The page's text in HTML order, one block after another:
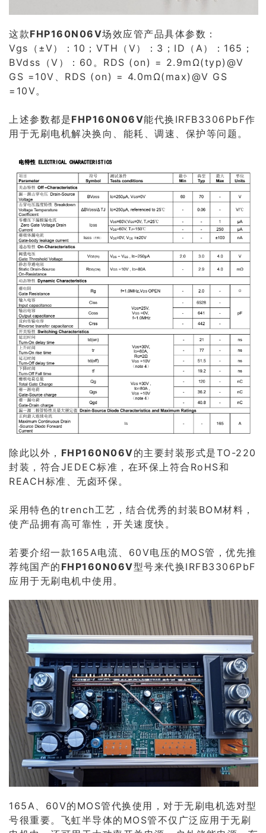
这款FHP160N06V场效应管产品具体参数：
Vgs（±V）：10；VTH（V）：3；ID（A）：165；
BVdss（V）：60。RDS (on) = 2.9mΩ(typ)@V
GS =10V、RDS (on) = 4.0mΩ(max)@V GS
=10V。
上述参数都是FHP160N06V能代换IRFB3306PbF作
用于无刷电机解决换向、能耗、调速、保护等问题。
除此以外， FHP160N06V的主要封装形式是TO-220
封装，符合JEDEC标准，在环保上符合RoHS和
REACH标准、无卤环保。
采用特色的trench工艺，结合优秀的封装BOM材料，
使产品拥有高可靠性，开关速度快。
若要介绍一款165A电流、60V电压的MOS管，优先推
荐纯国产的 FHP160N06V型号来代换IRFB3306PbF
应用于无刷电机中使用。
165A、60V的MOS管代换使用，对于无刷电机选对型
号很重要。飞虹半导体的MOS管不仅广泛应用于无刷